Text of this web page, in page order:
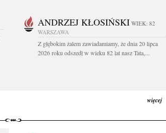
ANDRZEJ KŁOSIŃSKI WIEK: 82
WARSZAWA
Z głębokim żalem zawiadamiamy, że dnia 20 lipca
2026 roku odszedł w wieku 82 lat nasz Tata,...
więcej